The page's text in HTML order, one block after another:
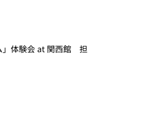
」体験会 at 関西館 担